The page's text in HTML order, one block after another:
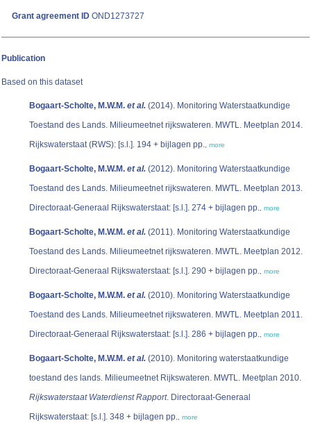
Grant agreement ID OND1273727
Publication
Based on this dataset
Bogaart-Scholte, M.W.M. et al. (2014). Monitoring Waterstaatkundige
Toestand des Lands. Milieumeetnet rijkswateren. MWTL. Meetplan 2014.
Rijkswaterstaat (RWS): [s.l.]. 194 + bijlagen pp., more
Bogaart-Scholte, M.W.M. et al. (2012). Monitoring Waterstaatkundige
Toestand des Lands. Milieumeetnet rijkswateren. MWTL. Meetplan 2013.
Directoraat-Generaal Rijkswaterstaat: [s.l.]. 274 + bijlagen pp., more
Bogaart-Scholte, M.W.M. et al. (2011). Monitoring Waterstaatkundige
Toestand des Lands. Milieumeetnet rijkswateren. MWTL. Meetplan 2012.
Directoraat-Generaal Rijkswaterstaat: [s.l.]. 290 + bijlagen pp., more
Bogaart-Scholte, M.W.M. et al. (2010). Monitoring Waterstaatkundige
Toestand des Lands. Milieumeetnet rijkswateren. MWTL. Meetplan 2011.
Directoraat-Generaal Rijkswaterstaat: [s.l.]. 286 + bijlagen pp., more
Bogaart-Scholte, M.W.M. et al. (2010). Monitoring waterstaatkundige
toestand des lands. Milieumeetnet Rijkswateren. MWTL. Meetplan 2010.
Rijkswaterstaat Waterdienst Rapport. Directoraat-Generaal
Rijkswaterstaat: [s.l.]. 348 + bijlagen pp., more